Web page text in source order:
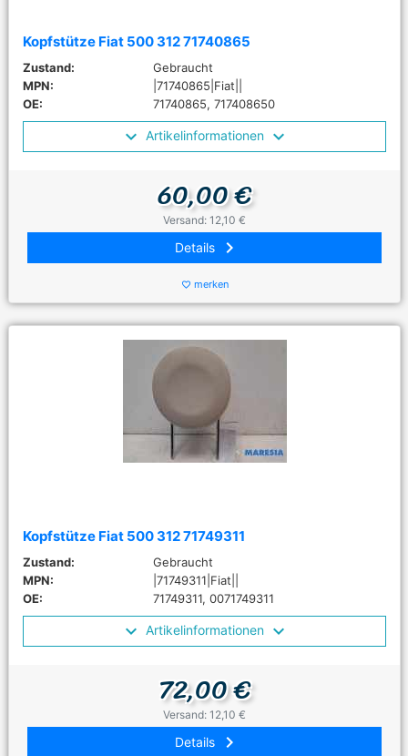
Kopfstütze Fiat 500 312 71740865
Zustand:
Gebraucht
MPN:
|71740865|Fiat||
OE:
71740865, 717408650
Artikelinformationen
60,00 €
Versand: 12,10 €
Details keyboard_arrow_right
favorite_border merken
Kopfstütze Fiat 500 312 71749311
Zustand:
Gebraucht
MPN:
|71749311|Fiat||
OE:
71749311, 0071749311
Artikelinformationen
72,00 €
Versand: 12,10 €
Details keyboard_arrow_right